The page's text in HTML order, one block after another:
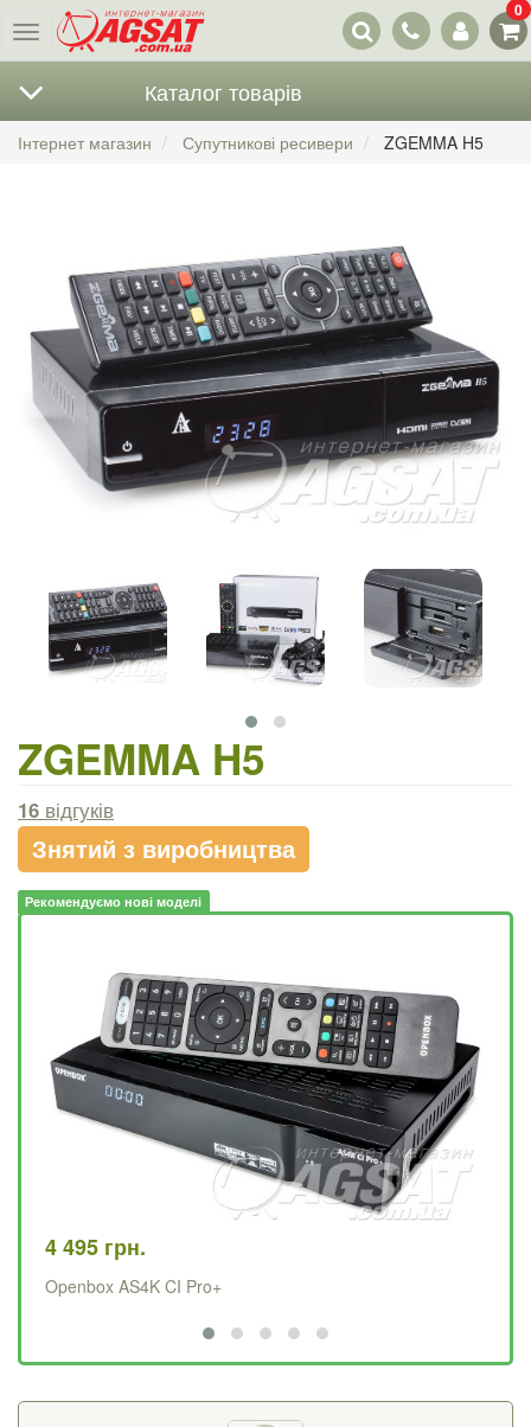
Меню
Наші
контакти
0
Каталог товарів
Інтернет магазин Супутникові ресивери ZGEMMA H5
ZGEMMA H5
16 відгуків
Знятий з виробництва
Рекомендуємо нові моделі
4 495 грн.
Openbox AS4K CI Pro+